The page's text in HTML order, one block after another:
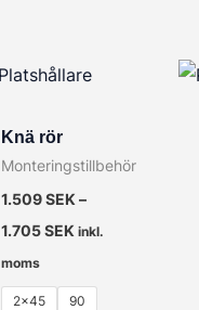
Knä rör
Monteringstillbehör
1.509SEK –
1.705SEK inkl.
moms
2x45 90